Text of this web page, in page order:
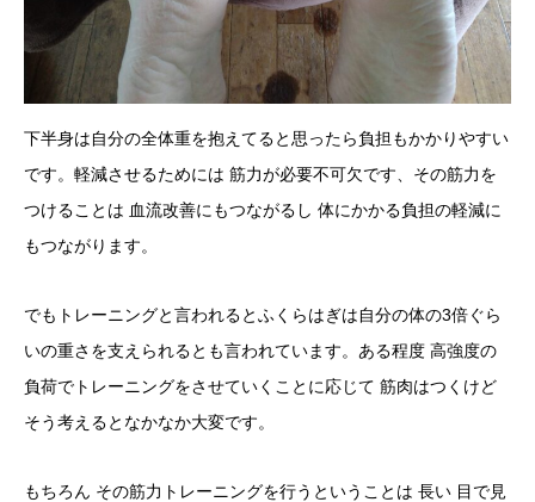
下半身は自分の全体重を抱えてると思ったら負担もかかりやすい
です。軽減させるためには 筋力が必要不可欠です、その筋力を
つけることは 血流改善にもつながるし 体にかかる負担の軽減に
もつながります。
でもトレーニングと言われるとふくらはぎは自分の体の3倍ぐら
いの重さを支えられるとも言われています。ある程度 高強度の
負荷でトレーニングをさせていくことに応じて 筋肉はつくけど
そう考えるとなかなか大変です。
もちろん その筋力トレーニングを行うということは 長い 目で見